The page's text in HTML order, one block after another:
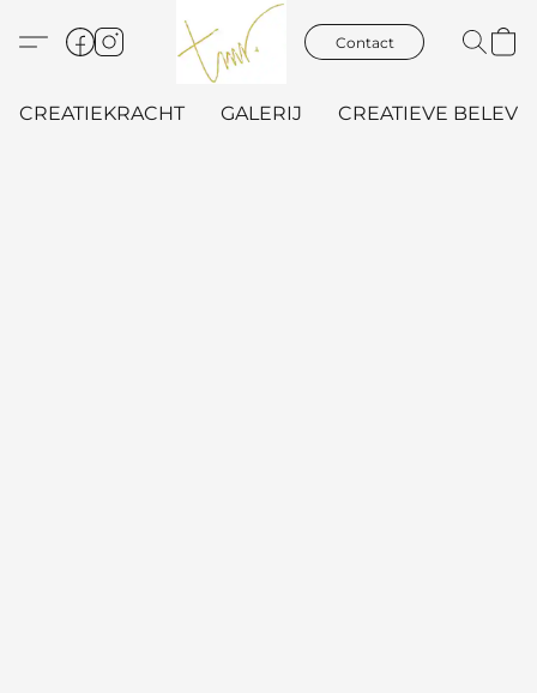
Contact
CREATIEKRACHT GALERIJ CREATIEVE